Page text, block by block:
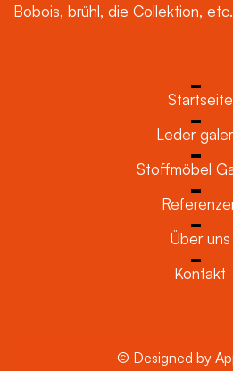
Bobois, brühl, die Collektion, etc.
Startseite
Leder
Stoffmöbel
Über uns
Kontakt
© Designed by